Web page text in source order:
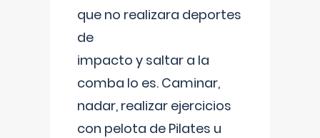
que no realizara deportes
de
impacto y saltar a la
comba lo es. Caminar,
nadar, realizar ejercicios
con pelota de Pilates u